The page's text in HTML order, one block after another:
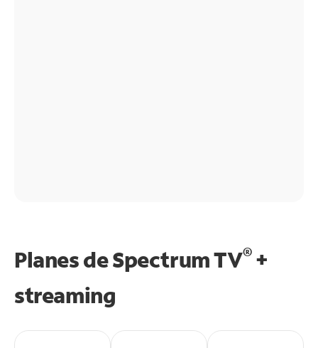
Planes de Spectrum TV®+
streaming